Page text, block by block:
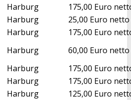
Harburg
175,00 Euro
Harburg
25,00 Euro netto
Harburg
175,00 Euro
Harburg
60,00 Euro netto
Harburg
175,00 Euro
Harburg
175,00 Euro
Harburg
125,00 Euro